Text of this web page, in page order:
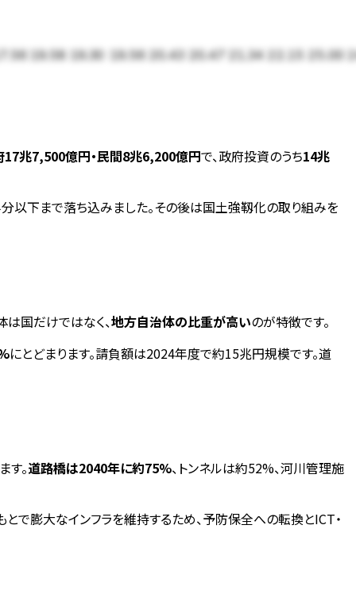
17.56 19.58 19.30 19.56 20.43 20.47 21.34 22.15 25.00
17兆7,500億円・民間8兆6,200億円で、政府投資のうち14兆
以下まで落ち込みました。その後は国土強靱化の取り組みを
国だけではなく、地方自治体の比重が高いのが特徴です。
にとどまります。請負額は2024年度で約15兆円規模です。道
。道路橋は2040年に約75%、トンネルは約52%、河川管理施
で膨大なインフラを維持するため、予防保全への転換とICT・